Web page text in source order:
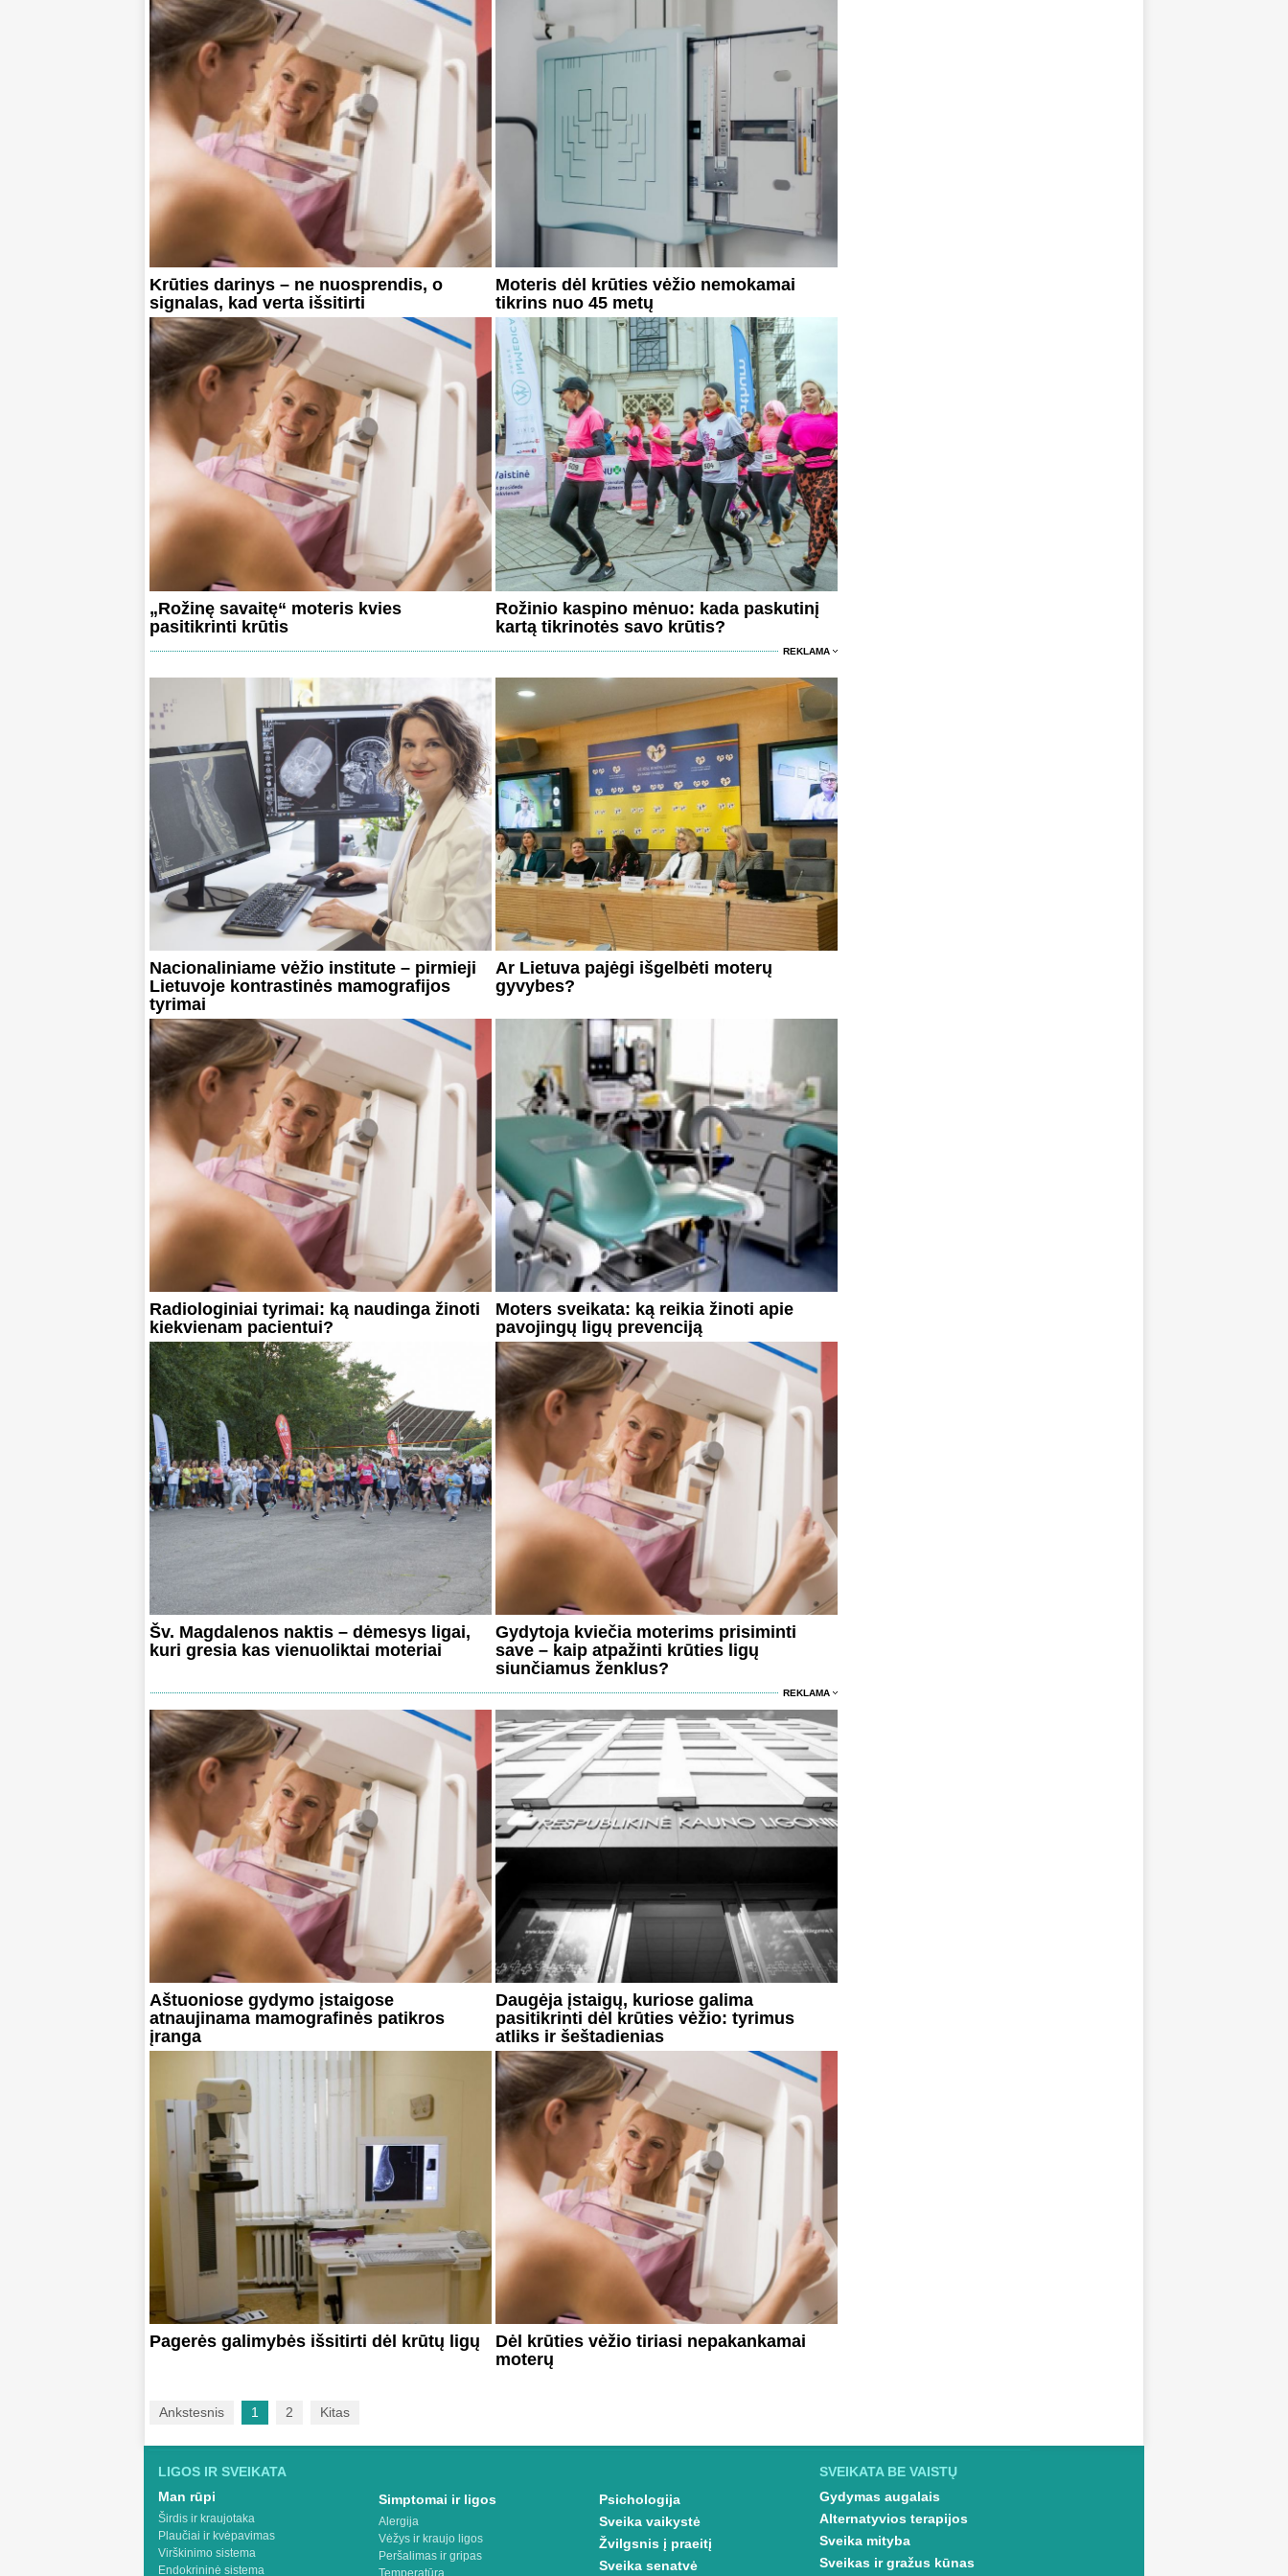
Krūties darinys – ne nuosprendis, o
signalas, kad verta išsitirti
Moteris dėl krūties vėžio nemokamai
tikrins nuo 45 metų
„Rožinę savaitę“ moteris kvies
pasitikrinti krūtis
Rožinio kaspino mėnuo: kada paskutinį
kartą tikrinotės savo krūtis?
REKLAMA
Nacionaliniame vėžio institute – pirmieji
Lietuvoje kontrastinės mamografijos
tyrimai
Ar Lietuva pajėgi išgelbėti moterų
gyvybes?
Radiologiniai tyrimai: ką naudinga žinoti
kiekvienam pacientui?
Moters sveikata: ką reikia žinoti apie
pavojingų ligų prevenciją
Šv. Magdalenos naktis – dėmesys ligai,
kuri gresia kas vienuoliktai moteriai
Gydytoja kviečia moterims prisiminti
save – kaip atpažinti krūties ligų
siunčiamus ženklus?
REKLAMA
Aštuoniose gydymo įstaigose
atnaujinama mamografinės patikros
įranga
Daugėja įstaigų, kuriose galima
pasitikrinti dėl krūties vėžio: tyrimus
atliks ir šeštadienias
Pagerės galimybės išsitirti dėl krūtų ligų
Dėl krūties vėžio tiriasi nepakankamai
moterų
Ankstesnis 1 2 Kitas
LIGOS IR SVEIKATA
Man rūpi
Širdis ir kraujotaka
Plaučiai ir kvėpavimas
Virškinimo sistema
Endokrininė sistema
Simptomai ir ligos
Alergija
Vėžys ir kraujo ligos
Peršalimas ir gripas
Temperatūra
Psichologija
Sveika vaikystė
Žvilgsnis į praeitį
Sveika senatvė
SVEIKATA BE VAISTŲ
Gydymas augalais
Alternatyvios terapijos
Sveika mityba
Sveikas ir gražus kūnas